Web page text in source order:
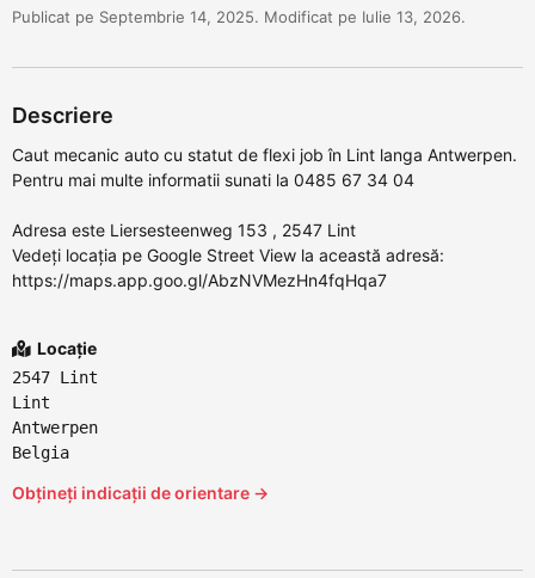
Publicat pe Septembrie 14, 2025. Modificat pe Iulie 13, 2026.
Descriere
Caut mecanic auto cu statut de flexi job în Lint langa Antwerpen.
Pentru mai multe informatii sunati la 0485 67 34 04
Adresa este Liersesteenweg 153 , 2547 Lint
Vedeți locația pe Google Street View la această adresă:
https://maps.app.goo.gl/AbzNVMezHn4fqHqa7
Locație
2547 Lint
Lint
Antwerpen
Belgia
Obțineți indicații de orientare →